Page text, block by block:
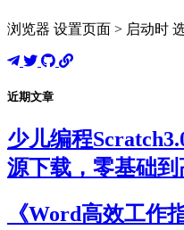
浏览器 设置页面 > 启动时
近期文章
少儿编程
源下载，零基础
《Word高效工作